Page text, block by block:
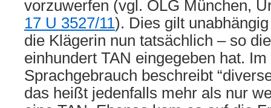
vorzuwerfen (vgl. OLG München,
17 U 3527/11). Dies gilt
die Klägerin nun tatsächlich – so
einhundert TAN eingegeben hat.
Sprachgebrauch beschreibt
das heißt jedenfalls mehr als nur